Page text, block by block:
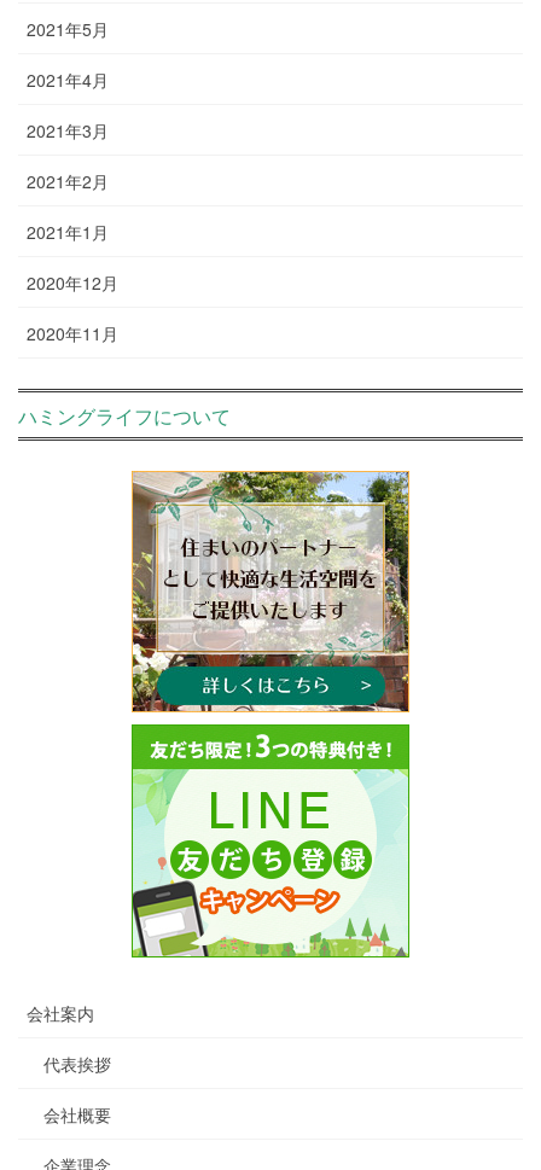
2021年5月
2021年4月
2021年3月
2021年2月
2021年1月
2020年12月
2020年11月
ハミングライフについて
会社案内
代表挨拶
会社概要
企業理念